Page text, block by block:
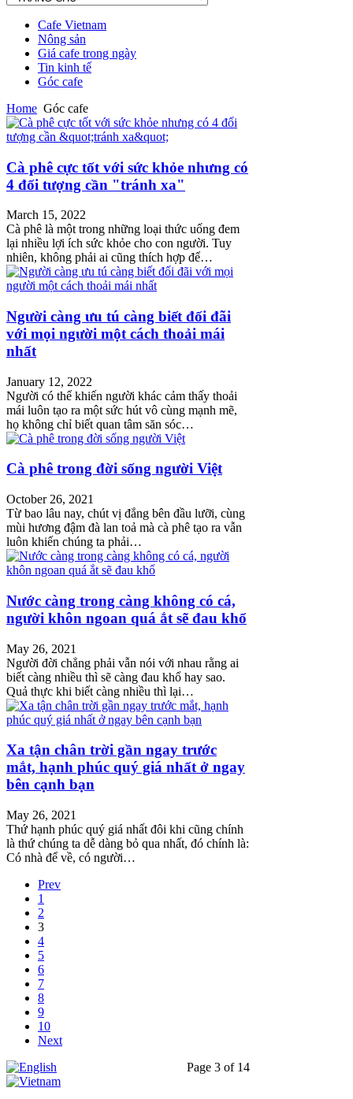
Cafe Vietnam
Nông sản
Giá cafe trong ngày
Tin kinh tế
Góc cafe
Home Góc cafe
Cà phê cực tốt với sức khỏe nhưng có
4 đối tượng cần "tránh xa"
March 15, 2022
Cà phê là một trong những loại thức uống đem
lại nhiều lợi ích sức khỏe cho con người. Tuy
nhiên, không phải ai cũng thích hợp để…
Người càng ưu tú càng biết đối đãi
với mọi người một cách thoải mái
nhất
January 12, 2022
Người có thể khiến người khác cảm thấy thoải
mái luôn tạo ra một sức hút vô cùng mạnh mẽ,
họ không chỉ biết quan tâm săn sóc…
Cà phê trong đời sống người Việt
October 26, 2021
Từ bao lâu nay, chút vị đắng bên đầu lưỡi, cùng
mùi hương đậm đà lan toả mà cà phê tạo ra vẫn
luôn khiến chúng ta phải…
Nước càng trong càng không có cá,
người khôn ngoan quá ắt sẽ đau khổ
May 26, 2021
Người đời chẳng phải vẫn nói với nhau rằng ai
biết càng nhiều thì sẽ càng đau khổ hay sao.
Quả thực khi biết càng nhiều thì lại…
Xa tận chân trời gần ngay trước
mắt, hạnh phúc quý giá nhất ở ngay
bên cạnh bạn
May 26, 2021
Thứ hạnh phúc quý giá nhất đôi khi cũng chính
là thứ chúng ta dễ dàng bỏ qua nhất, đó chính là:
Có nhà để về, có người…
Prev
1
2
3
4
5
6
7
8
9
10
Next
Page 3 of 14